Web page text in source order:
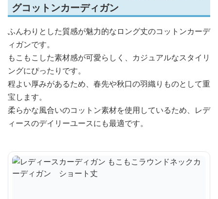
グコットンカーディガン
ふんわりとした質感が魅力的なロング丈のコットンカーデ
ィガンです。
もこもこした素材感が可愛らしく、カジュアルなスタイリ
ングにぴったりです。
程よい厚みがあるため、春先や秋口の羽織りものとして重
宝します。
柔らかな風合いのコットン素材を使用しているため、レデ
ィースのデイリーユースにも最適です。